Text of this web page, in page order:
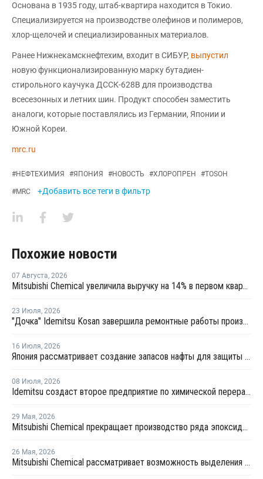
Основана в 1935 году, штаб-квартира находится в Токио.
Специализируется на производстве олефинов и полимеров,
хлор-щелочей и специализированных материалов.
Ранее Нижнекамскнефтехим, входит в СИБУР, выпустил
новую функционализированную марку бутадиен-
стирольного каучука ДССК-628В для производства
всесезонных и летних шин. Продукт способен заместить
аналоги, которые поставлялись из Германии, Японии и
Южной Кореи.
mrc.ru
#НЕФТЕХИМИЯ #ЯПОНИЯ #НОВОСТЬ #ХЛОРОПРЕН #TOSOH
#MRC +Добавить все теги в фильтр
Похожие новости
07 Августа, 2026
Mitsubishi Chemical увеличила выручку на 14% в первом квартале японского финансового года
23 Июля, 2026
"Дочка" Idemitsu Kosan завершила ремонтные работы производства ПС в Пасир-Гуданге
16 Июля, 2026
Япония рассматривает создание запасов нафты для защиты нефтехимии
08 Июля, 2026
Idemitsu создаст второе предприятие по химической переработке отходов в Японии
29 Мая, 2026
Mitsubishi Chemical прекращает производство ряда эпоксидных смол в Японии
26 Мая, 2026
Mitsubishi Chemical рассматривает возможность выделения нефтехимического бизнеса к 2028 году